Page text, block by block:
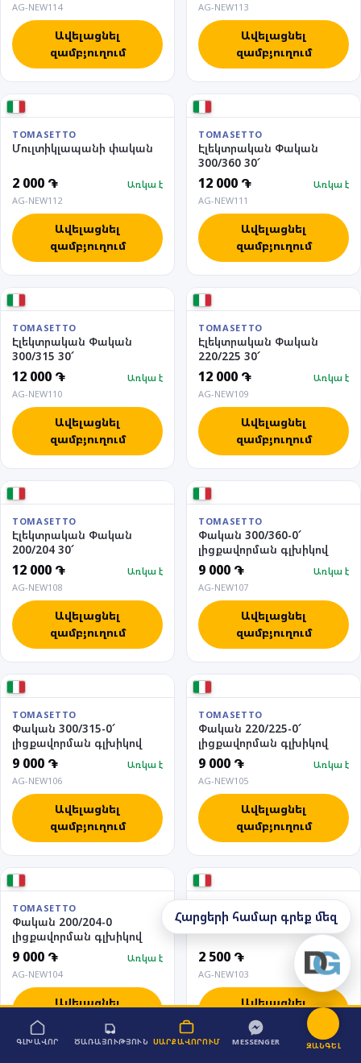
AG-NEW114
Ավելացնել
զամբյուղում
AG-NEW113
Ավելացնել
զամբյուղում
TOMASETTO
Մուլտիկլապանի փական
2 000 ֏
Առկա է
AG-NEW112
Ավելացնել
զամբյուղում
TOMASETTO
Էլեկտրական Փական
300/360 30՜
12 000 ֏
Առկա է
AG-NEW111
Ավելացնել
զամբյուղում
TOMASETTO
Էլեկտրական Փական
300/315 30՜
12 000 ֏
Առկա է
AG-NEW110
Ավելացնել
զամբյուղում
TOMASETTO
Էլեկտրական Փական
220/225 30՜
12 000 ֏
Առկա է
AG-NEW109
Ավելացնել
զամբյուղում
TOMASETTO
Էլեկտրական Փական
200/204 30՜
12 000 ֏
Առկա է
AG-NEW108
Ավելացնել
զամբյուղում
TOMASETTO
Փական 300/360-0՜
լիցքավորման գլխիկով
9 000 ֏
Առկա է
AG-NEW107
Ավելացնել
զամբյուղում
TOMASETTO
Փական 300/315-0՜
լիցքավորման գլխիկով
9 000 ֏
Առկա է
AG-NEW106
Ավելացնել
զամբյուղում
TOMASETTO
Փական 220/225-0՜
լիցքավորման գլխիկով
9 000 ֏
Առկա է
AG-NEW105
Ավելացնել
զամբյուղում
TOMASETTO
Փական 200/204-0
լիցքավորման գլխիկով
9 000 ֏
Առկա է
AG-NEW104
Ավելացնել
Լիցքավորման գլխիկ
տակի
2 500 ֏
Առկա է
AG-NEW103
Ավելացնել
զամբյուղում
ԳԼԽԱՎՈՐ ԾԱՌԱՅՈՒԹՅՈՒՆ ՍԱՐՔԱՎՈՐՈՒՄ MESSENGER ԶԱՆԳԵԼ
Հարցերի համար գրեք մեզ